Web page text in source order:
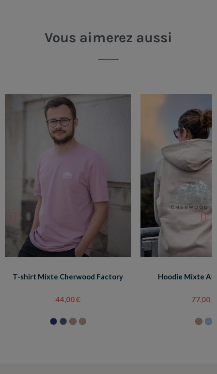
Vous aimerez aussi
T-shirt Mixte Cherwood Factory
44,00 €
Hoodie Mixte
77,00 €